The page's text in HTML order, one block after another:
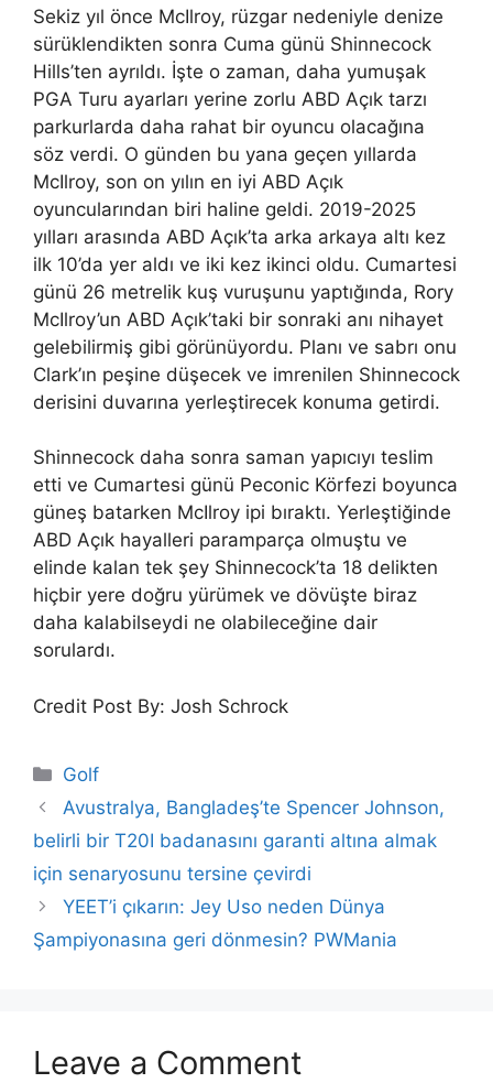
Sekiz yıl önce McIlroy, rüzgar nedeniyle denize
sürüklendikten sonra Cuma günü Shinnecock
Hills’ten ayrıldı. İşte o zaman, daha yumuşak
PGA Turu ayarları yerine zorlu ABD Açık tarzı
parkurlarda daha rahat bir oyuncu olacağına
söz verdi. O günden bu yana geçen yıllarda
McIlroy, son on yılın en iyi ABD Açık
oyuncularından biri haline geldi. 2019-2025
yılları arasında ABD Açık’ta arka arkaya altı kez
ilk 10’da yer aldı ve iki kez ikinci oldu. Cumartesi
günü 26 metrelik kuş vuruşunu yaptığında, Rory
McIlroy’un ABD Açık’taki bir sonraki anı nihayet
gelebilirmiş gibi görünüyordu. Planı ve sabrı onu
Clark’ın peşine düşecek ve imrenilen Shinnecock
derisini duvarına yerleştirecek konuma getirdi.
Shinnecock daha sonra saman yapıcıyı teslim
etti ve Cumartesi günü Peconic Körfezi boyunca
güneş batarken McIlroy ipi bıraktı. Yerleştiğinde
ABD Açık hayalleri paramparça olmuştu ve
elinde kalan tek şey Shinnecock’ta 18 delikten
hiçbir yere doğru yürümek ve dövüşte biraz
daha kalabilseydi ne olabileceğine dair
sorulardı.
Credit Post By: Josh Schrock
Categories
Golf
Avustralya, Bangladeş’te Spencer Johnson,
belirli bir T20I badanasını garanti altına almak
için senaryosunu tersine çevirdi
YEET’i çıkarın: Jey Uso neden Dünya
Şampiyonasına geri dönmesin? PWMania
Leave a Comment